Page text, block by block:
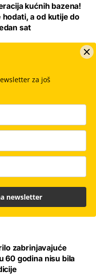
kućnih bazena!
a od kutije do
sat
za kvadrat
površina,
ali i lokacija
nastave? Ova jezična
a odgovor je
zabrinjavajuće
60 godina nisu bila
za još
newsletter